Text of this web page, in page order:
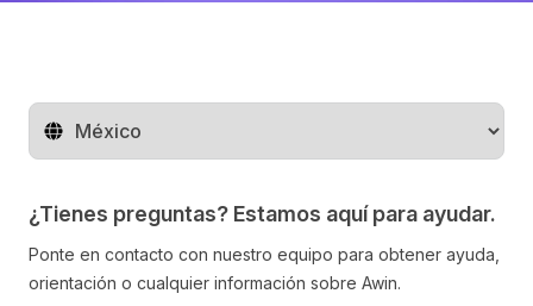
Cambiar de región
¿Tienes preguntas? Estamos aquí para ayudar.
Ponte en contacto con nuestro equipo para obtener ayuda,
orientación o cualquier información sobre Awin.